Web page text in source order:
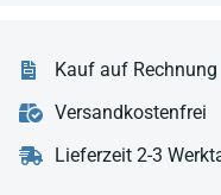
Kauf auf Rechnung
Versandkostenfrei
Lieferzeit 2-3